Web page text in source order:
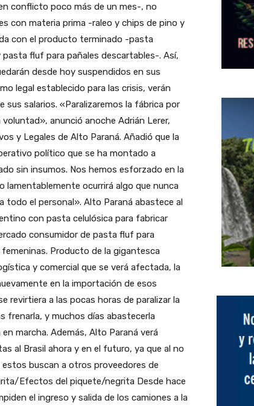
conflicto poco más de un mes-, no
con materia prima -raleo y chips de pino y
con el producto terminado -pasta
fluf para pañales descartables-. Así,
desde hoy suspendidos en sus
legal establecido para las crisis, verán
sus salarios. «Paralizaremos la fábrica por
anunció anoche Adrián Lerer,
y Legales de Alto Paraná. Añadió que la
político que se ha montado a
sin insumos. Nos hemos esforzado en la
lamentablemente ocurrirá algo que nunca
todo el personal». Alto Paraná abastece al
con pasta celulósica para fabricar
consumidor de pasta fluf para
Producto de la gigantesca
y comercial que se verá afectada, la
en la importación de esos
revirtiera a las pocas horas de paralizar la
frenarla, y muchos días abastecerla
marcha. Además, Alto Paraná verá
al Brasil ahora y en el futuro, ya que al no
buscan a otros proveedores de
Efectos del piquete/negrita Desde hace
el ingreso y salida de los camiones a la